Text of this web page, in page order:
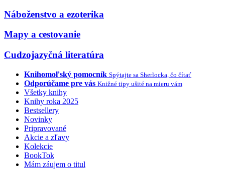
Náboženstvo a ezoterika
Mapy a cestovanie
Cudzojazyčná literatúra
Knihomoľský pomocník Spýtajte sa Sherlocka, čo čítať
Odporúčame pre vás Knižné tipy ušité na mieru vám
Všetky knihy
Knihy roka 2025
Bestsellery
Novinky
Pripravované
Akcie a zľavy
Kolekcie
BookTok
Mám záujem o titul